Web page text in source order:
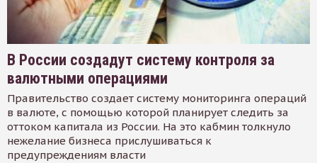
В России создадут систему контроля за
валютными операциями
Правительство создает систему мониторинга операций
в валюте, с помощью которой планирует следить за
оттоком капитала из России. На это кабмин толкнуло
нежелание бизнеса прислушиваться к
предупреждениям власти